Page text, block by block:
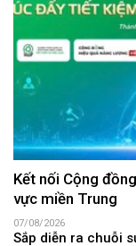
Kết nối Cộng
vực miền Trung
07/08/2026
Sắp diễn ra chuỗi